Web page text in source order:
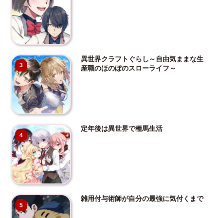
3
異世界クラフトぐらし～自由気ままな生
産職のほのぼのスローライフ～
4
定年後は異世界で種馬生活
5
雑用付与術師が自分の最強に気付くまで